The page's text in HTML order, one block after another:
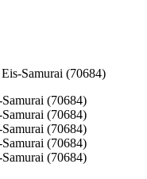
Samurai (70684)